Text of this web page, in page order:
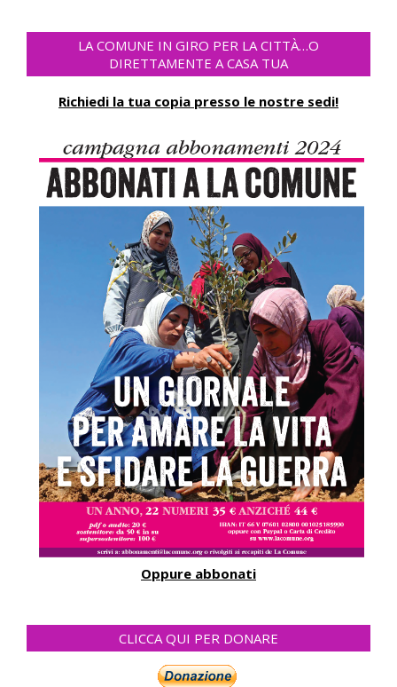
LA COMUNE IN GIRO PER LA CITTÀ…O
DIRETTAMENTE A CASA TUA
Richiedi la tua copia presso le nostre sedi!
Oppure abbonati
CLICCA QUI PER DONARE